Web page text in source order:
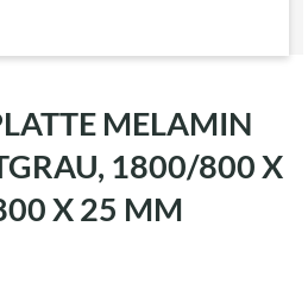
MELAMIN
1800/800 X
X 25 MM